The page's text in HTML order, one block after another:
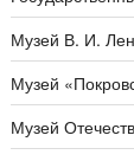
Музей В. И.
Музей
Музей